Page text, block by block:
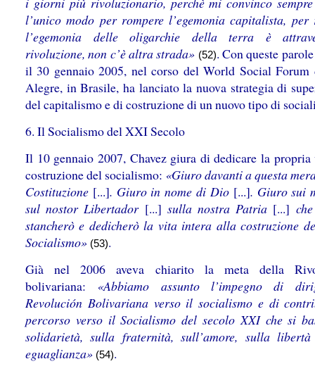
l’unico modo per rompere l’egemonia capitalista, per
l’egemonia delle oligarchie della terra è
rivoluzione, non c’è altra strada» (52). Con queste
il 30 gennaio 2005, nel corso del World Social Forum
Alegre, in Brasile, ha lanciato la nuova strategia di
del capitalismo e di costruzione di un nuovo tipo di
6. Il Socialismo del XXI Secolo
Il 10 gennaio 2007, Chavez giura di dedicare la
costruzione del socialismo: «Giuro davanti a questa
Costituzione [...]. Giuro in nome di Dio [...]. Giuro sui
sul nostor Libertador [...] sulla nostra Patria [...]
stancherò e dedicherò la vita intera alla costruzione
Socialismo» (53).
Già nel 2006 aveva chiarito la meta della
bolivariana: «Abbiamo assunto l’impegno di
Revolución Bolivariana verso il socialismo e di
percorso verso il Socialismo del secolo XXI che si
solidarietà, sulla fraternità, sull’amore, sulla
eguaglianza» (54).